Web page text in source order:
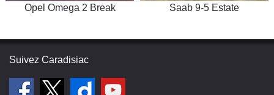
Opel Omega 2 Break Saab 9-5 Estate
Suivez Caradisiac